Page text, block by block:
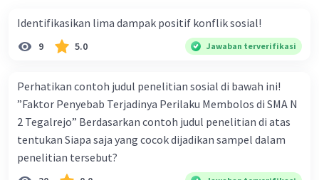
Identifikasikan lima dampak positif konflik sosial!
9 5.0 Jawaban terverifikasi
Perhatikan contoh judul penelitian sosial di bawah ini!
”Faktor Penyebab Terjadinya Perilaku Membolos di SMA N
2 Tegalrejo” Berdasarkan contoh judul penelitian di atas
tentukan Siapa saja yang cocok dijadikan sampel dalam
penelitian tersebut?